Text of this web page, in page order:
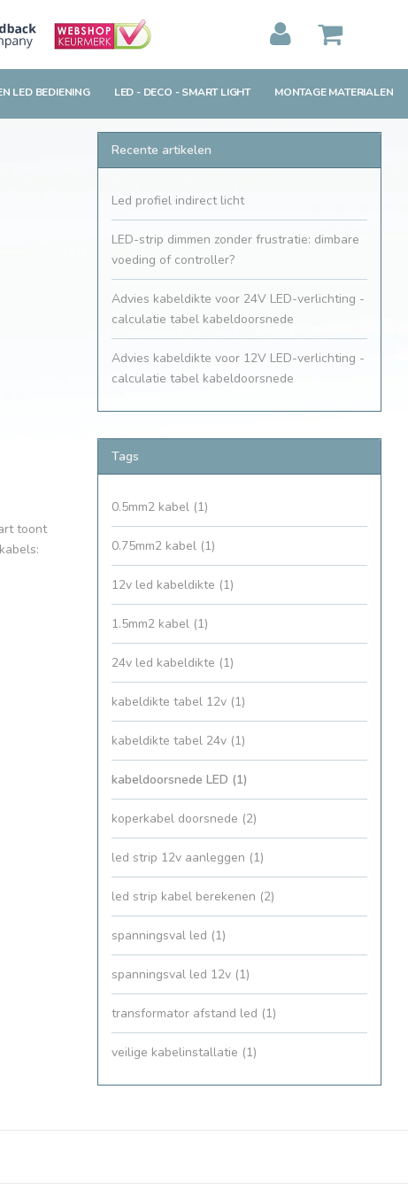
LED BEDIENING LED - DECO - SMART LIGHT MONTAGE MATERIALEN
toont
Recente artikelen
Led profiel indirect licht
LED-strip dimmen zonder frustratie: dimbare
voeding of controller?
Advies kabeldikte voor 24V LED-verlichting -
calculatie tabel kabeldoorsnede
Advies kabeldikte voor 12V LED-verlichting -
calculatie tabel kabeldoorsnede
Tags
0.5mm2 kabel (1)
0.75mm2 kabel (1)
12v led kabeldikte (1)
1.5mm2 kabel (1)
24v led kabeldikte (1)
kabeldikte tabel 12v (1)
kabeldikte tabel 24v (1)
kabeldoorsnede LED (1)
koperkabel doorsnede (2)
led strip 12v aanleggen (1)
led strip kabel berekenen (2)
spanningsval led (1)
spanningsval led 12v (1)
transformator afstand led (1)
veilige kabelinstallatie (1)